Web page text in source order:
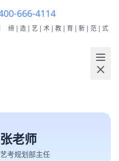
666-4114
缔|造|艺|术|教|育|新|范|式
张老师
艺考规划部主任